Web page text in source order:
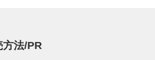
シュや"BOOK"のロゴは、"HAVEN"の愛
法/PR